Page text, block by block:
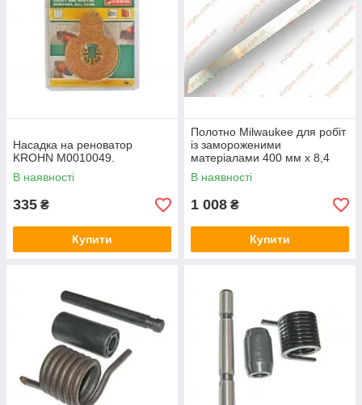
Насадка на реноватор
KROHN M0010049.
В наявності
335 ₴
Купити
Полотно Milwaukee для робіт
із замороженими
матеріалами 400 мм х 8,4
мм, сталь.
В наявності
1 008 ₴
Купити